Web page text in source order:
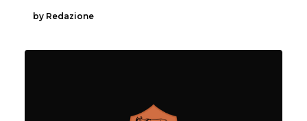
by Redazione